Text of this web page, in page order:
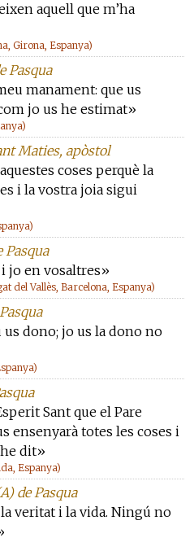
aquell que m’ha
Girona, Espanya)
Pasqua
manament: que us
jo us he estimat»
Maties, apòstol
coses perquè la
i la vostra joia sigui
Pasqua
jo en vosaltres»
del Vallès, Barcelona, Espanya)
us dono; jo us la dono no
Sant que el Pare
ensenyarà totes les coses i
dit»
Espanya)
de Pasqua
la veritat i la vida. Ningú no